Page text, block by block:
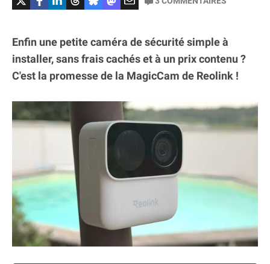
Enfin une petite caméra de sécurité simple à
installer, sans frais cachés et à un prix contenu ?
C'est la promesse de la MagicCam de Reolink !